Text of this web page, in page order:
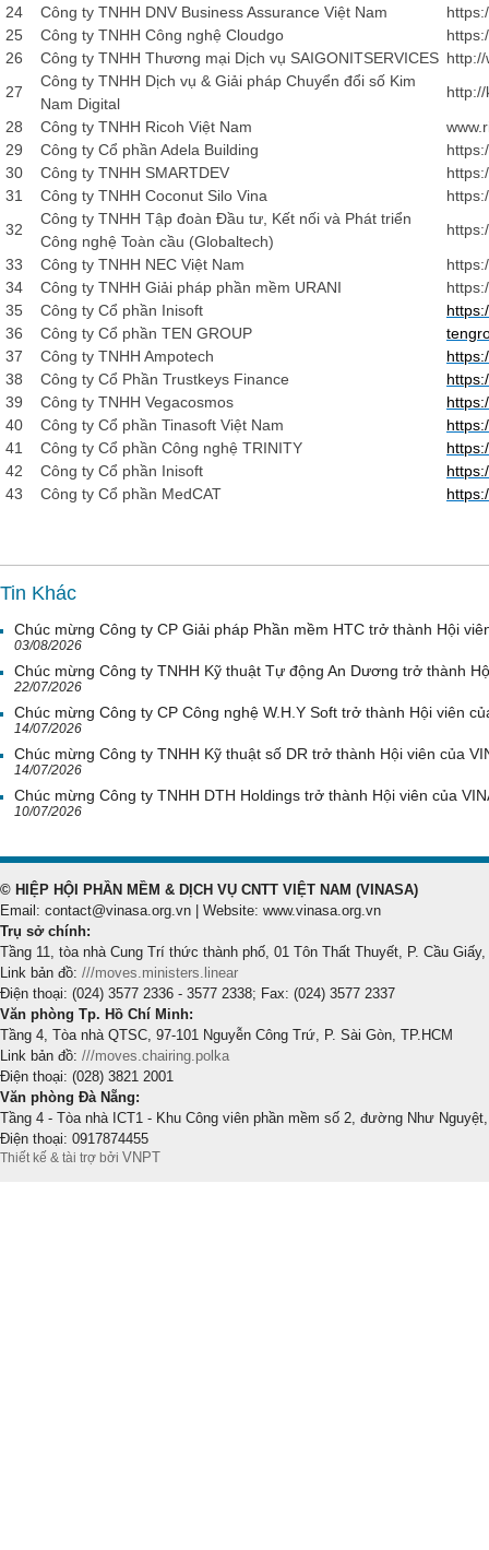
24
Công ty TNHH DNV Business Assurance Việt Nam
25
Công ty TNHH Công nghệ Cloudgo
26
Công ty TNHH Thương mại Dịch vụ SAIGONITSERVICES
27
Công ty TNHH Dịch vụ & Giải pháp Chuyển đổi số Kim
Nam Digital
28
Công ty TNHH Ricoh Việt Nam
29
Công ty Cổ phần Adela Building
30
Công ty TNHH SMARTDEV
31
Công ty TNHH Coconut Silo Vina
32
Công ty TNHH Tập đoàn Đầu tư, Kết nối và Phát triển
Công nghệ Toàn cầu (Globaltech)
33
Công ty TNHH NEC Việt Nam
34
Công ty TNHH Giải pháp phần mềm URANI
35
Công ty Cổ phần Inisoft
36
Công ty Cổ phần TEN GROUP
37
Công ty TNHH Ampotech
38
Công ty Cổ Phần Trustkeys Finance
39
Công ty TNHH Vegacosmos
40
Công ty Cổ phần Tinasoft Việt Nam
41
Công ty Cổ phần Công nghệ TRINITY
42
Công ty Cổ phần Inisoft
43
Công ty Cổ phần MedCAT
Tin Khác
Chúc mừng Công ty CP Giải pháp Phần mềm HTC trở thành Hội
03/08/2026
Chúc mừng Công ty TNHH Kỹ thuật Tự động An Dương trở thành
22/07/2026
Chúc mừng Công ty CP Công nghệ W.H.Y Soft trở thành Hội viên
14/07/2026
Chúc mừng Công ty TNHH Kỹ thuật số DR trở thành Hội viên của
14/07/2026
Chúc mừng Công ty TNHH DTH Holdings trở thành Hội viên của
10/07/2026
© HIỆP HỘI PHẦN MỀM & DỊCH VỤ CNTT VIỆT NAM (VINASA)
Email: contact@vinasa.org.vn | Website: www.vinasa.org.vn
Trụ sở chính:
Tầng 11, tòa nhà Cung Trí thức thành phố, 01 Tôn Thất Thuyết, P. Cầu Giấy,
Link bản đồ: ///moves.ministers.linear
Điện thoại: (024) 3577 2336 - 3577 2338; Fax: (024) 3577 2337
Văn phòng Tp. Hồ Chí Minh:
Tầng 4, Tòa nhà QTSC, 97-101 Nguyễn Công Trứ, P. Sài Gòn, TP.HCM
Link bản đồ: ///moves.chairing.polka
Điện thoại: (028) 3821 2001
Văn phòng Đà Nẵng:
Tầng 4 - Tòa nhà ICT1 - Khu Công viên phần mềm số 2, đường Như
Điện thoại: 0917874455
Thiết kế & tài trợ bởi VNPT